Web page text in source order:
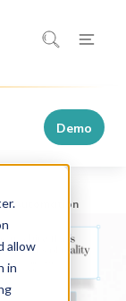
allow
in
Demo